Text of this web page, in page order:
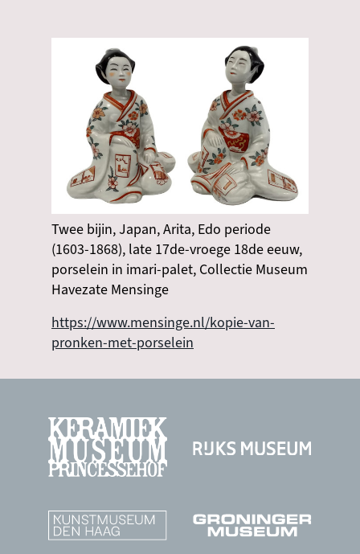
Twee bijin, Japan, Arita, Edo periode
(1603-1868), late 17de-vroege 18de eeuw,
porselein in imari-palet, Collectie Museum
Havezate Mensinge
https://www.mensinge.nl/kopie-van-
pronken-met-porselein